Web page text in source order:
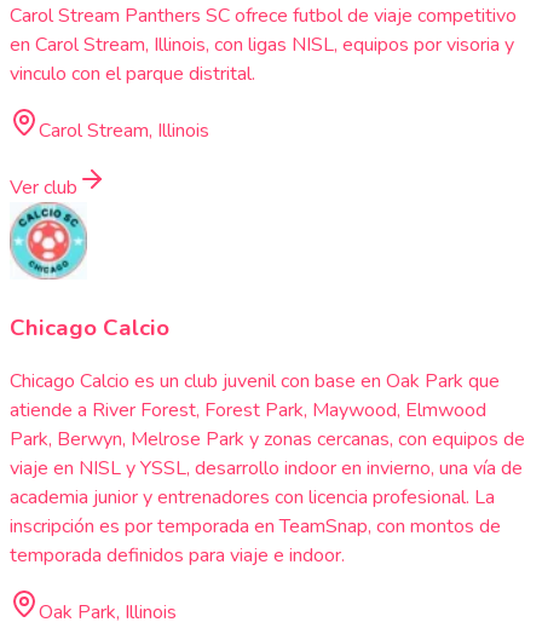
Carol Stream Panthers SC ofrece futbol de viaje competitivo
en Carol Stream, Illinois, con ligas NISL, equipos por visoria y
vinculo con el parque distrital.
Carol Stream, Illinois
Ver club
Chicago Calcio
Chicago Calcio es un club juvenil con base en Oak Park que
atiende a River Forest, Forest Park, Maywood, Elmwood
Park, Berwyn, Melrose Park y zonas cercanas, con equipos de
viaje en NISL y YSSL, desarrollo indoor en invierno, una vía de
academia junior y entrenadores con licencia profesional. La
inscripción es por temporada en TeamSnap, con montos de
temporada definidos para viaje e indoor.
Oak Park, Illinois